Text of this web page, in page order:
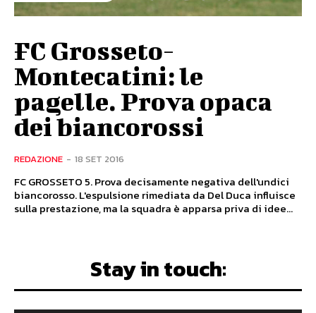
FC Grosseto-
Montecatini: le
pagelle. Prova opaca
dei biancorossi
REDAZIONE - 18 SET 2016
FC GROSSETO 5. Prova decisamente negativa dell'undici
biancorosso. L'espulsione rimediata da Del Duca influisce
sulla prestazione, ma la squadra è apparsa priva di idee...
Stay in touch: